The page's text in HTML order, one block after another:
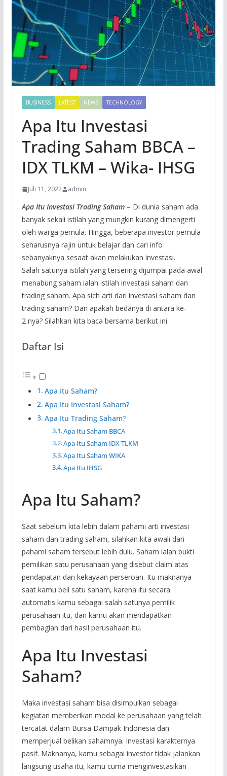
BUSINESS LATEST NEWS TECHNOLOGY
Apa Itu Investasi
Trading Saham BBCA –
IDX TLKM – Wika- IHSG
Juli 11, 2022 admin
Apa Itu Investasi Trading Saham– Di dunia saham ada
banyak sekali istilah yang mungkin kurang dimengerti
oleh warga pemula. Hingga, beberapa investor pemula
seharusnya rajin untuk belajar dan cari info
sebanyaknya sesaat akan melakukan investasi.
Salah satunya istilah yang tersering dijumpai pada awal
menabung saham ialah istilah investasi saham dan
trading saham. Apa sich arti dari investasi saham dan
trading saham? Dan apakah bedanya di antara ke-
2 nya? Silahkan kita baca bersama berikut ini.
Daftar Isi
Apa Itu Saham?
Apa Itu Investasi Saham?
Apa Itu Trading Saham?
Apa Itu Saham BBCA
Apa Itu Saham IDX TLKM
Apa Itu Saham WIKA
Apa Itu IHSG
Apa Itu Saham?
Saat sebelum kita lebih dalam pahami arti investasi
saham dan trading saham, silahkan kita awali dari
pahami saham tersebut lebih dulu. Saham ialah bukti
pemilikan satu perusahaan yang disebut claim atas
pendapatan dan kekayaan perseroan. Itu maknanya
saat kamu beli satu saham, karena itu secara
automatis kamu sebagai salah satunya pemilik
perusahaan itu, dan kamu akan mendapatkan
pembagian dari hasil perusahaan itu.
Apa Itu Investasi
Saham?
Maka investasi saham bisa disimpulkan sebagai
kegiatan memberikan modal ke perusahaan yang telah
tercatat dalam Bursa Dampak Indonesia dan
memperjual belikan sahamnya. Investasi karakternya
pasif. Maknanya, kamu sebagai investor tidak jalankan
langsung usaha itu, kamu cuma menginvestasikan